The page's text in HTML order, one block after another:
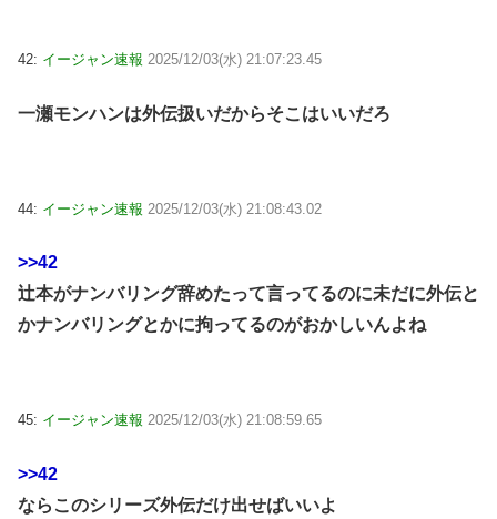
42: イージャン速報 2025/12/03(水) 21:07:23.45
一瀬モンハンは外伝扱いだからそこはいいだろ
44: イージャン速報 2025/12/03(水) 21:08:43.02
>>42
辻本がナンバリング辞めたって言ってるのに未だに外伝と
かナンバリングとかに拘ってるのがおかしいんよね
45: イージャン速報 2025/12/03(水) 21:08:59.65
>>42
ならこのシリーズ外伝だけ出せばいいよ